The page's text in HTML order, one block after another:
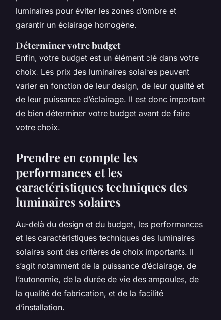
luminaires pour éviter les zones d’ombre et
garantir un éclairage homogène.
Déterminer votre budget
Enfin, votre budget est un élément clé dans votre
choix. Les prix des luminaires solaires peuvent
varier en fonction de leur design, de leur qualité et
de leur puissance d’éclairage. Il est donc important
de bien déterminer votre budget avant de faire
votre choix.
Prendre en compte les
performances et les
caractéristiques techniques des
luminaires solaires
Au-delà du design et du budget, les performances
et les caractéristiques techniques des luminaires
solaires sont des critères de choix importants. Il
s’agit notamment de la puissance d’éclairage, de
l’autonomie, de la durée de vie des ampoules, de
la qualité de fabrication, et de la facilité
d’installation.